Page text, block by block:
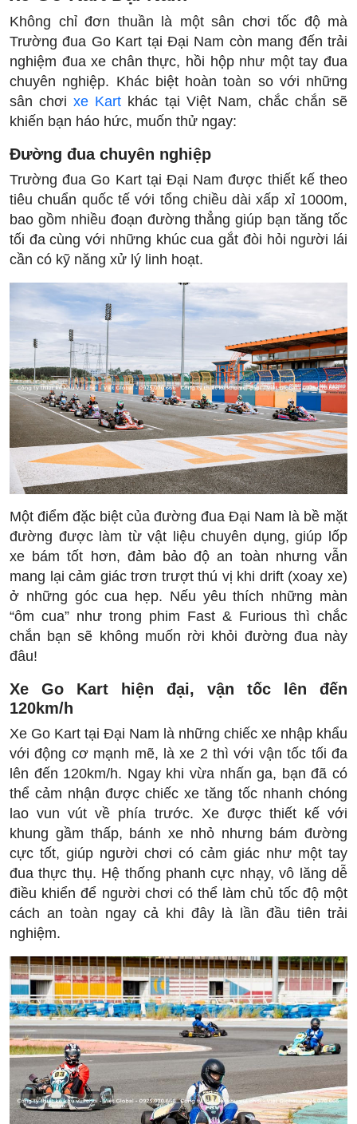
Không chỉ đơn thuần là một sân chơi tốc độ mà
Trường đua Go Kart tại Đại Nam còn mang đến trải
nghiệm đua xe chân thực, hồi hộp như một tay đua
chuyên nghiệp. Khác biệt hoàn toàn so với những
sân chơixe Kart khác tại Việt Nam, chắc chắn sẽ
khiến bạn háo hức, muốn thử ngay:
Đường đua chuyên nghiệp
Trường đua Go Kart tại Đại Nam được thiết kế theo
tiêu chuẩn quốc tế với tổng chiều dài xấp xỉ 1000m,
bao gồm nhiều đoạn đường thẳng giúp bạn tăng tốc
tối đa cùng với những khúc cua gắt đòi hỏi người lái
cần có kỹ năng xử lý linh hoạt.
Một điểm đặc biệt của đường đua Đại Nam là bề mặt
đường được làm từ vật liệu chuyên dụng, giúp lốp
xe bám tốt hơn, đảm bảo độ an toàn nhưng vẫn
mang lại cảm giác trơn trượt thú vị khi drift (xoay xe)
ở những góc cua hẹp. Nếu yêu thích những màn
“ôm cua” như trong phim Fast & Furious thì chắc
chắn bạn sẽ không muốn rời khỏi đường đua này
đâu!
Xe Go Kart hiện đại, vận tốc lên đến
120km/h
Xe Go Kart tại Đại Nam là những chiếc xe nhập khẩu
với động cơ mạnh mẽ, là xe 2 thì với vận tốc tối đa
lên đến 120km/h. Ngay khi vừa nhấn ga, bạn đã có
thể cảm nhận được chiếc xe tăng tốc nhanh chóng
lao vun vút về phía trước. Xe được thiết kế với
khung gầm thấp, bánh xe nhỏ nhưng bám đường
cực tốt, giúp người chơi có cảm giác như một tay
đua thực thụ. Hệ thống phanh cực nhạy, vô lăng dễ
điều khiển để người chơi có thể làm chủ tốc độ một
cách an toàn ngay cả khi đây là lần đầu tiên trải
nghiệm.